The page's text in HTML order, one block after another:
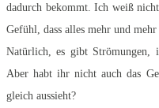
dadurch bekommt. Ich weiß
Gefühl, dass alles mehr und
Natürlich, es gibt Strömungen,
Aber habt ihr nicht auch das
gleich aussieht?